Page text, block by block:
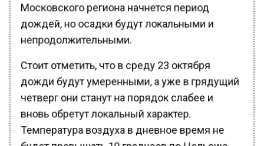
Московского региона начнется период
дождей, но осадки будут локальными и
непродолжительными.
Стоит отметить, что в среду 23 октября
дожди будут умеренными, а уже в грядущий
четверг они станут на порядок слабее и
вновь обретут локальный характер.
Температура воздуха в дневное время не